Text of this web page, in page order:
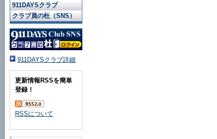
911DAYSクラブ
クラブ員の杜（SNS）
911DAYSクラブ詳細
更新情報RSSを簡単
登録！
RSSについて